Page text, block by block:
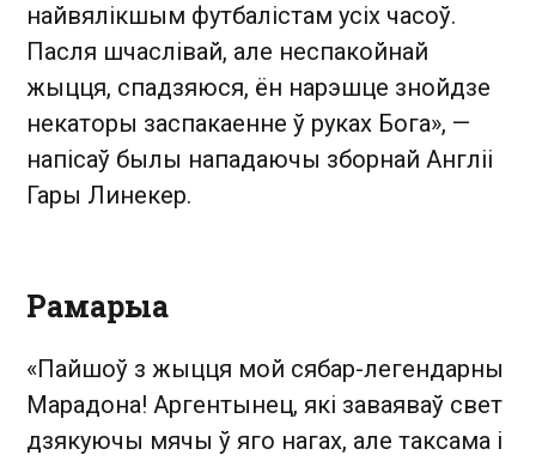
найвялікшым футбалістам усіх часоў.
Пасля шчаслівай, але неспакойнай
жыцця, спадзяюся, ён нарэшце знойдзе
некаторы заспакаенне ў руках Бога», —
напісаў былы нападаючы зборнай Англіі
Гары Линекер.
Рамарыа
«Пайшоў з жыцця мой сябар-легендарны
Марадона! Аргентынец, які заваяваў свет
дзякуючы мячы ў яго нагах, але таксама і